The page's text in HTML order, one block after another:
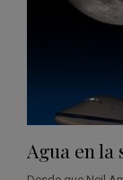
Agua en